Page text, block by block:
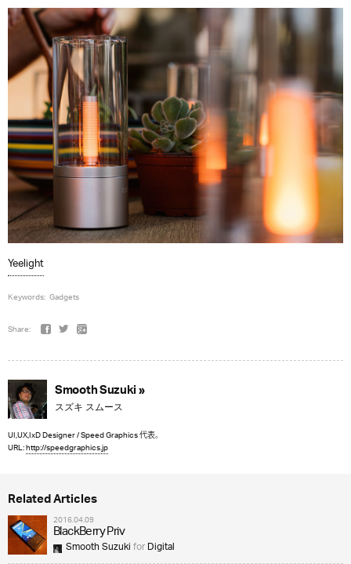
Yeelight
Keywords: Gadgets
Share:
Smooth Suzuki »
スズキ スムース
UI,UX,IxD Designer / Speed Graphics 代表。
URL:http://speedgraphics.jp
Related Articles
2016.04.09
BlackBerry Priv
Smooth SuzukiforDigital